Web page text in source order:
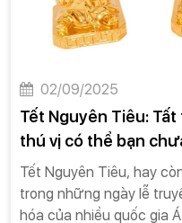
02/09/2025
Tết Nguyên Tiêu:
thú vị có thể bạn
Tết Nguyên Tiêu, hay
trong những ngày lễ
hóa của nhiều quốc gia